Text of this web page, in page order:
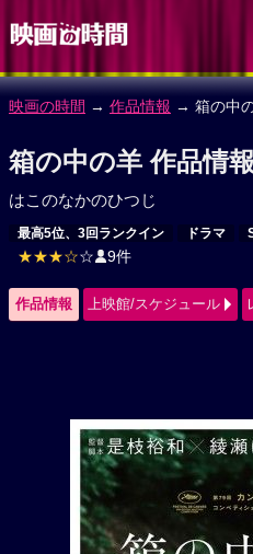
映画の時間 → 作品情報 → 箱の中
箱の中の羊 作品情報
はこのなかのひつじ
最高5位、3回ランクイン ドラマ
★★★☆☆ 9件
作品情報 上映館/スケジュール